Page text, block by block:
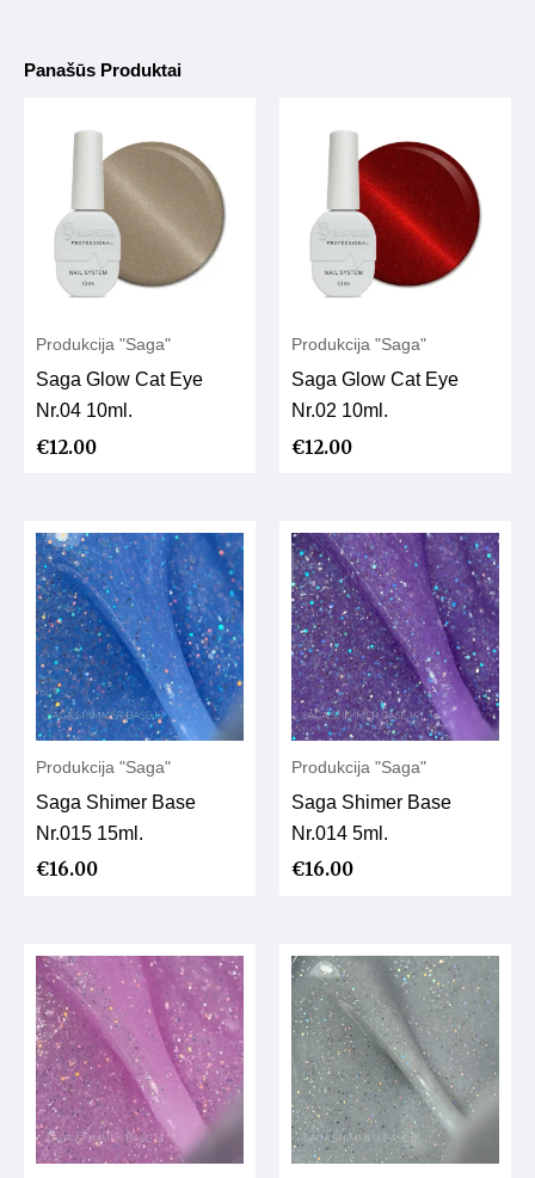
Panašūs Produktai
Produkcija "Saga"
Saga Glow Cat Eye
Nr.04 10ml.
€12.00
Produkcija "Saga"
Saga Glow Cat Eye
Nr.02 10ml.
€12.00
Produkcija "Saga"
Saga Shimer Base
Nr.015 15ml.
€16.00
Produkcija "Saga"
Saga Shimer Base
Nr.014 5ml.
€16.00